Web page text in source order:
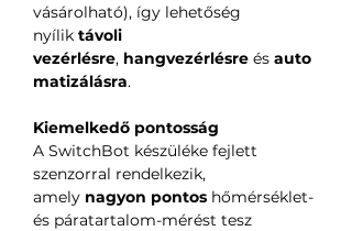
vásárolható), így lehetőség
nyílik távoli
vezérlésre, hangvezérlésre és auto
matizálásra.
Kiemelkedő pontosság
A SwitchBot készüléke fejlett
szenzorral rendelkezik,
amely nagyon pontos hőmérséklet-
és páratartalom-mérést tesz